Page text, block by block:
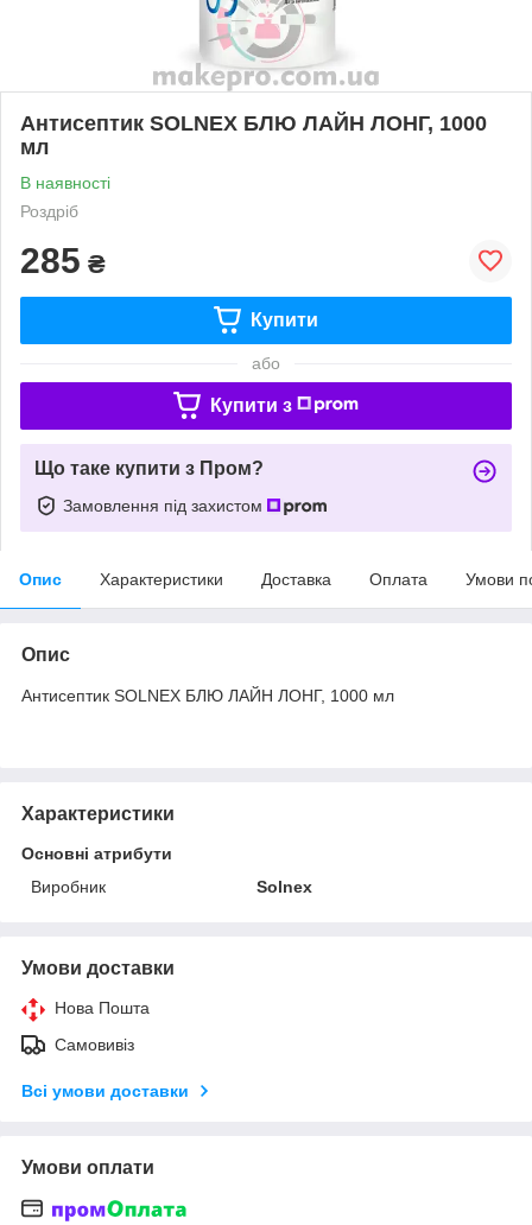
Антисептик SOLNEX БЛЮ ЛАЙН ЛОНГ, 1000
мл
В наявності
Роздріб
285 ₴
Купити
або
Купити з
Що таке купити з Пром?
Замовлення під захистом
Опис Характеристики Доставка Оплата Умови
Опис
Антисептик SOLNEX БЛЮ ЛАЙН ЛОНГ, 1000 мл
Характеристики
Основні атрибути
Виробник
Solnex
Умови доставки
Нова Пошта
Самовивіз
Всі умови доставки
Умови оплати